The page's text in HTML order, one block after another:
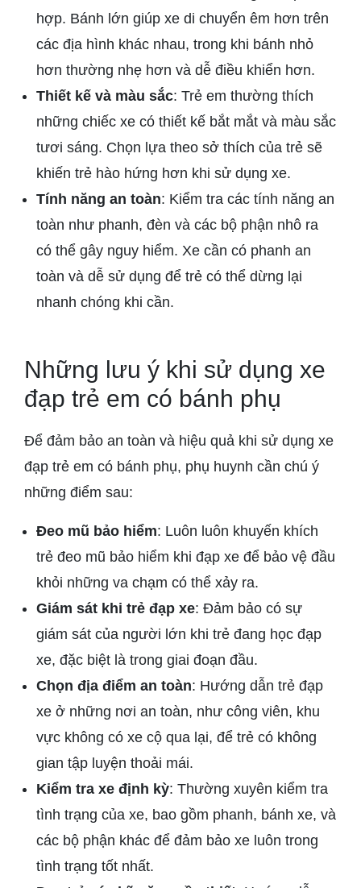
hợp. Bánh lớn giúp xe di chuyển êm hơn trên
các địa hình khác nhau, trong khi bánh nhỏ
hơn thường nhẹ hơn và dễ điều khiển hơn.
Thiết kế và màu sắc: Trẻ em thường thích
những chiếc xe có thiết kế bắt mắt và màu sắc
tươi sáng. Chọn lựa theo sở thích của trẻ sẽ
khiến trẻ hào hứng hơn khi sử dụng xe.
Tính năng an toàn: Kiểm tra các tính năng an
toàn như phanh, đèn và các bộ phận nhô ra
có thể gây nguy hiểm. Xe cần có phanh an
toàn và dễ sử dụng để trẻ có thể dừng lại
nhanh chóng khi cần.
Những lưu ý khi sử dụng xe
đạp trẻ em có bánh phụ
Để đảm bảo an toàn và hiệu quả khi sử dụng xe
đạp trẻ em có bánh phụ, phụ huynh cần chú ý
những điểm sau:
Đeo mũ bảo hiểm: Luôn luôn khuyến khích
trẻ đeo mũ bảo hiểm khi đạp xe để bảo vệ đầu
khỏi những va chạm có thể xảy ra.
Giám sát khi trẻ đạp xe: Đảm bảo có sự
giám sát của người lớn khi trẻ đang học đạp
xe, đặc biệt là trong giai đoạn đầu.
Chọn địa điểm an toàn: Hướng dẫn trẻ đạp
xe ở những nơi an toàn, như công viên, khu
vực không có xe cộ qua lại, để trẻ có không
gian tập luyện thoải mái.
Kiểm tra xe định kỳ: Thường xuyên kiểm tra
tình trạng của xe, bao gồm phanh, bánh xe, và
các bộ phận khác để đảm bảo xe luôn trong
tình trạng tốt nhất.